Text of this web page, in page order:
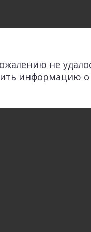
не
информацию о